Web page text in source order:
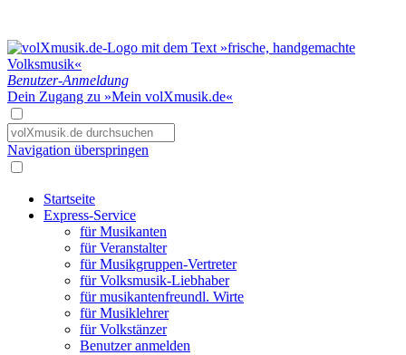
Benutzer-Anmeldung
Dein Zugang zu »Mein volXmusik.de«
Navigation überspringen
Startseite
Express-Service
für Musikanten
für Veranstalter
für Musikgruppen-Vertreter
für Volksmusik-Liebhaber
für musikantenfreundl. Wirte
für Musiklehrer
für Volkstänzer
Benutzer anmelden